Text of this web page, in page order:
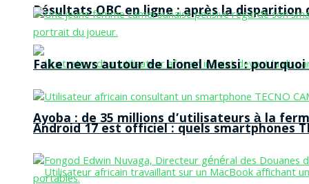
Résultats OBC en ligne : après la disparition
Ayoba : de 35 millions d’utilisateurs à la
Fake news autour de Lionel Messi :
Android 17 est officiel : quels smartphones